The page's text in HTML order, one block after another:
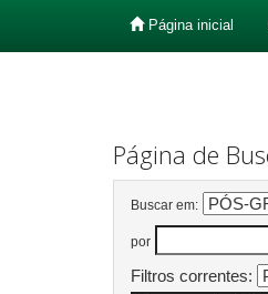
Página inicial
Página de
Buscar em:
por
Filtros correntes: